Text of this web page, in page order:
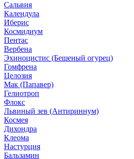
Сальвия
Календула
Иберис
Космидиум
Пентас
Вербена
Эхиноцистис (Бешеный огурец)
Гомфрена
Целозия
Мак (Папавер)
Гелиотроп
Флокс
Львиный зев (Антириннум)
Космея
Дихондра
Клеома
Настурция
Бальзамин